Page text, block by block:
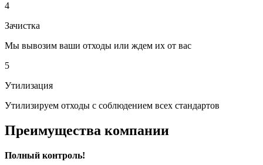
4
Зачистка
Мы вывозим ваши отходы или ждем их от вас
5
Утилизация
Утилизируем отходы с соблюдением всех стандартов
Преимущества компании
Полный контроль!